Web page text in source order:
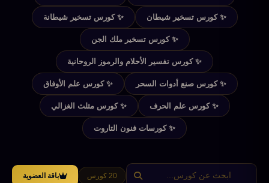
✨ كورس تسخير شيطان ✨ كورس تسخير شيطانة
✨ كورس تسخير ملك الجن
✨ كورس تفسير الأحلام والرموز الروحانية
✨ كورس صنع أدوات السحر ✨ كورس علم الأوفاق
✨ كورس علم الحرف ✨ كورس مثلث الغزالي
✨ كورسات فنون التاروت
20 كورس باقة العضوية